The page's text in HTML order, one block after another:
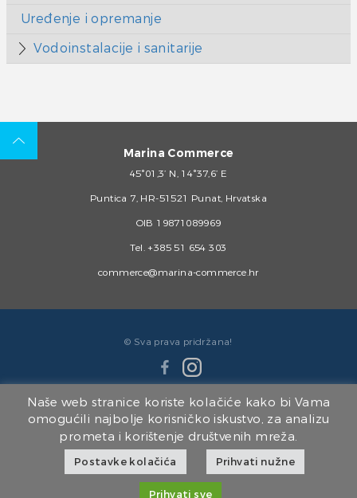
Uređenje i opremanje
Vodoinstalacije i sanitarije
Marina Commerce
45°01,3’ N, 14°37,6’ E
Puntica 7, HR-51521 Punat, Hrvatska
OIB 19871089969
Tel. +385 51 654 303
commerce@marina-commerce.hr
© Sva prava pridržana!
Članice Marina Punat Grupe:
Marina Punat d.o.o. | Brodogradilište Punat d.o.o. |
Marina Punat Hotel & Resort | Marina Commerce d.o.o.
Naše web stranice koriste kolačiće kako bi Vama
omogućili najbolje korisničko iskustvo, za analizu
prometa i korištenje društvenih mreža.
Postavke kolačića Prihvati nužne
Prihvati sve